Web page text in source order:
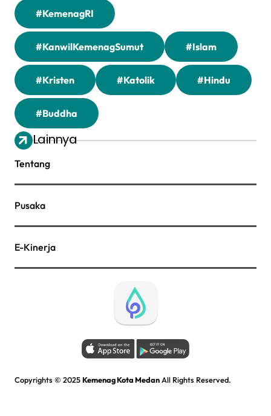
#KemenagRI
#KanwilKemenagSumut #Islam
#Kristen #Katolik #Hindu
#Buddha
Lainnya
Tentang
Pusaka
E-Kinerja
Copyrights © 2025Kemenag Kota Medan All Rights Reserved.